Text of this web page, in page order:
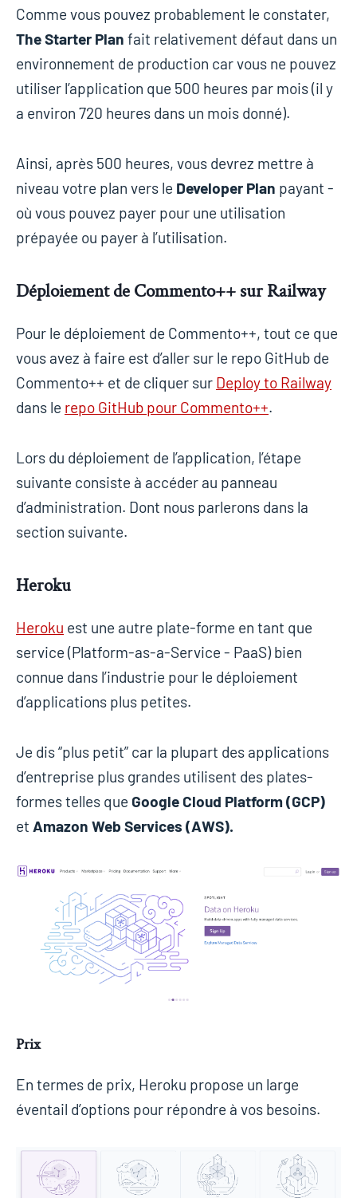
Comme vous pouvez probablement le constater,
The Starter Plan fait relativement défaut dans un
environnement de production car vous ne pouvez
utiliser l’application que 500 heures par mois (il y
a environ 720 heures dans un mois donné).
Ainsi, après 500 heures, vous devrez mettre à
niveau votre plan vers le Developer Plan payant -
où vous pouvez payer pour une utilisation
prépayée ou payer à l’utilisation.
Déploiement de Commento++ sur Railway
Pour le déploiement de Commento++, tout ce que
vous avez à faire est d’aller sur le repo GitHub de
Commento++ et de cliquer sur Deploy to Railway
dans le repo GitHub pour Commento++.
Lors du déploiement de l’application, l’étape
suivante consiste à accéder au panneau
d’administration. Dont nous parlerons dans la
section suivante.
Heroku
Heroku est une autre plate-forme en tant que
service (Platform-as-a-Service - PaaS) bien
connue dans l’industrie pour le déploiement
d’applications plus petites.
Je dis “plus petit” car la plupart des applications
d’entreprise plus grandes utilisent des plates-
formes telles que Google Cloud Platform (GCP)
et Amazon Web Services (AWS).
Prix
En termes de prix, Heroku propose un large
éventail d’options pour répondre à vos besoins.